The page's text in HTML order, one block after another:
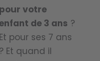
garanti
ssent
un
l et une
douceu
r
envelo
choisis limitent
activement le
pour votre
enfant de 3 ans ?
Et pour ses 7 ans
? Et quand il